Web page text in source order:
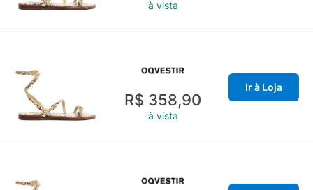
à vista
R$ 358,90
à vista
Ir à Loja